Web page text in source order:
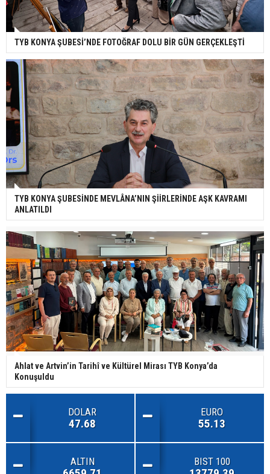
TYB KONYA ŞUBESİ’NDE FOTOĞRAF DOLU BİR GÜN GERÇEKLEŞTİ
TYB KONYA ŞUBESİNDE MEVLÂNA’NIN ŞİİRLERİNDE AŞK KAVRAMI
ANLATILDI
Ahlat ve Artvin’in Tarihî ve Kültürel Mirası TYB Konya’da
Konuşuldu
DOLAR
47.68
EURO
55.13
ALTIN BIST 100